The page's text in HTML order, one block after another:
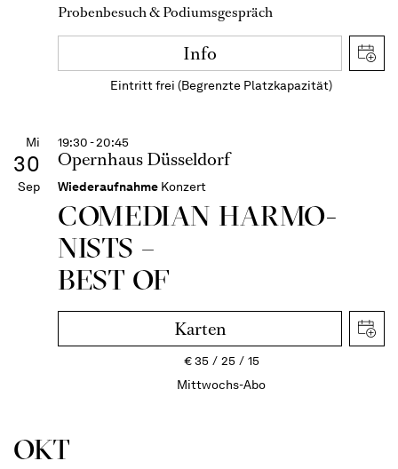
Probenbesuch & Podiumsgespräch
Info
Eintritt frei (Begrenzte Platzkapazität)
Mi
30
Sep
19:30 - 20:45
Opernhaus Düsseldorf
Wiederaufnahme Konzert
COME­DIAN HARMO­
NISTS –
BEST OF
Karten
€35 25
15
Mittwochs-Abo
OKT